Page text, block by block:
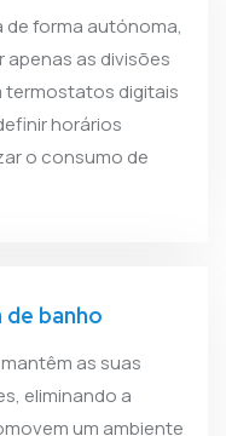
de forma autónoma,
as divisões
termostatos digitais
horários
o consumo de
banho
as suas
eliminando a
um ambiente